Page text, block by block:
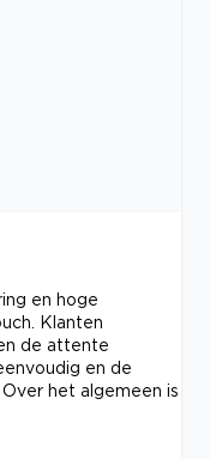
en hoge
Klanten
de attente
en de
het algemeen is